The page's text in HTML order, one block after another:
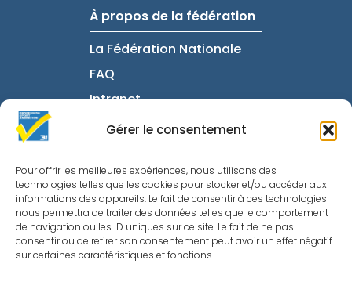
Gérer le consentement
Pour offrir les meilleures expériences, nous utilisons des
technologies telles que les cookies pour stocker et/ou accéder aux
informations des appareils. Le fait de consentir à ces technologies
nous permettra de traiter des données telles que le comportement
de navigation ou les ID uniques sur ce site. Le fait de ne pas
consentir ou de retirer son consentement peut avoir un effet négatif
sur certaines caractéristiques et fonctions.
À propos de la fédération
La Fédération Nationale
FAQ
Intranet
Informations utiles
Mentions Légales
Politique de
Confidentialité
Nous contacter